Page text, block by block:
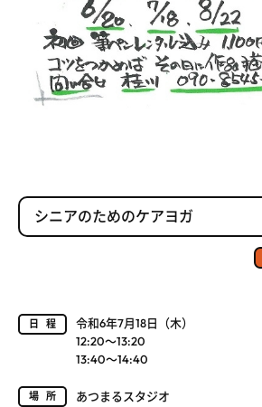
シニアのためのケアヨガ
日程
令和6年7月18日（木）
12:20～13:20
13:40～14:40
場所 あつまるスタジオ